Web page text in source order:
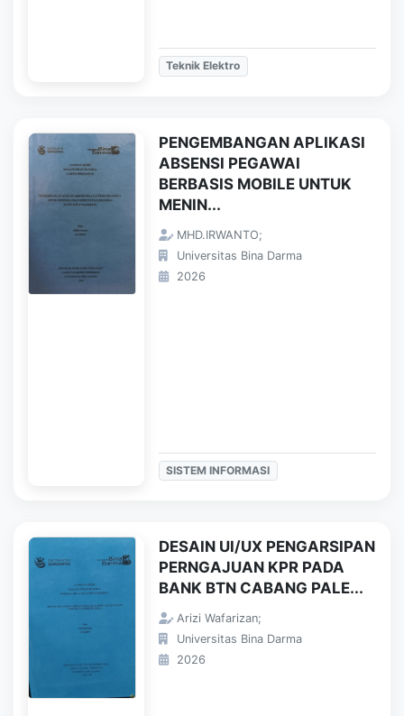
Teknik Elektro
PENGEMBANGAN APLIKASI
ABSENSI PEGAWAI
BERBASIS MOBILE UNTUK
MENIN...
MHD.IRWANTO;
Universitas Bina Darma
2026
SISTEM INFORMASI
DESAIN UI/UX PENGARSIPAN
PERNGAJUAN KPR PADA
BANK BTN CABANG PALE...
Arizi Wafarizan;
Universitas Bina Darma
2026